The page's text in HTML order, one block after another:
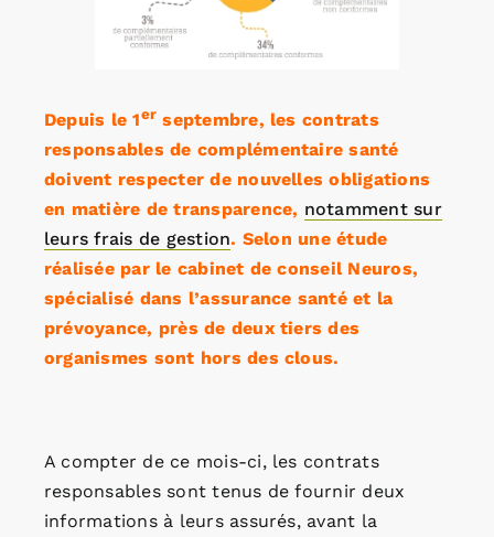
Depuis le 1er septembre, les contrats
responsables de complémentaire santé
doivent respecter de nouvelles obligations
en matière de transparence, notamment sur
leurs frais de gestion. Selon une étude
réalisée par le cabinet de conseil Neuros,
spécialisé dans l’assurance santé et la
prévoyance, près de deux tiers des
organismes sont hors des clous.
A compter de ce mois-ci, les contrats
responsables sont tenus de fournir deux
informations à leurs assurés, avant la